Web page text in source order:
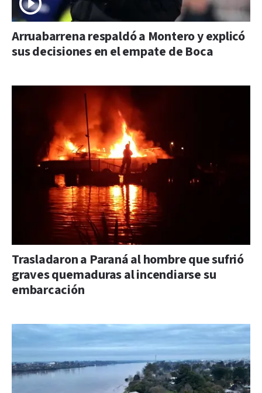
Arruabarrena respaldó a Montero y explicó
sus decisiones en el empate de Boca
Trasladaron a Paraná al hombre que sufrió
graves quemaduras al incendiarse su
embarcación